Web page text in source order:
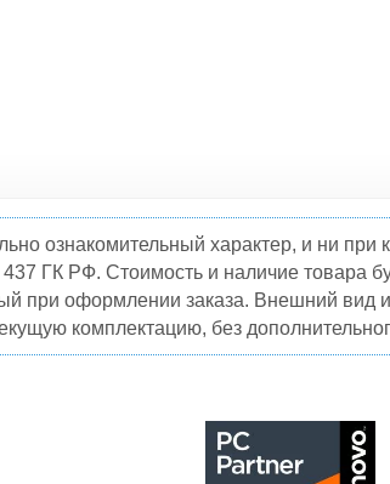
ознакомительный характер, и ни
ГК РФ. Стоимость и наличие товара
при оформлении заказа. Внешний вид
комплектацию, без